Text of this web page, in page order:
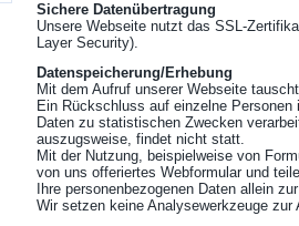
Sichere Datenübertragung
Unsere Webseite nutzt das SSL-
Layer Security).
Datenspeicherung/Erhebung
Mit dem Aufruf unserer Webseite
Ein Rückschluss auf einzelne
Daten zu statistischen Zwecken
auszugsweise, findet nicht statt.
Mit der Nutzung, beispielweise von
von uns offeriertes Webformular und
Ihre personenbezogenen Daten allein
Wir setzen keine Analysewerkzeuge